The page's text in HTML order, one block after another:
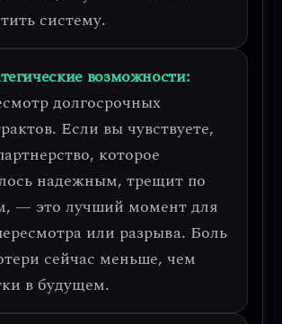
систему.
возможности:
долгосрочных
Если вы чувствуете,
которое
надежным, трещит по
— это лучший момент для
или разрыва. Боль
сейчас меньше, чем
в будущем.